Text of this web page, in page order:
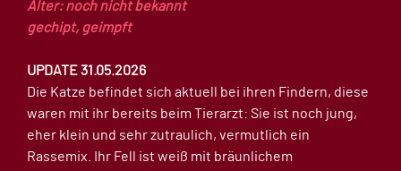
Alter: noch nicht bekannt
gechipt, geimpft
UPDATE 31.05.2026
Die Katze befindet sich aktuell bei ihren Findern, diese
waren mit ihr bereits beim Tierarzt: Sie ist noch jung,
eher klein und sehr zutraulich, vermutlich ein
Rassemix. Ihr Fell ist weiß mit bräunlichem